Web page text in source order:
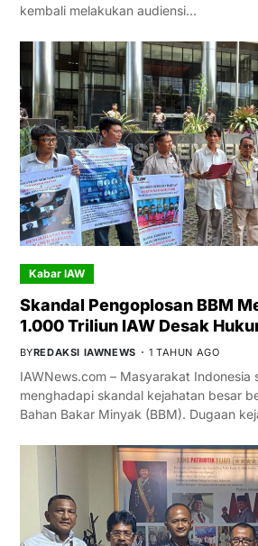
kembali melakukan audiensi…
Kabar IAW
Skandal Pengoplosan BBM
1.000 Triliun IAW Desak
BYREDAKSI IAWNEWS 1 TAHUN AGO
IAWNews.com – Masyarakat Indonesia
menghadapi skandal kejahatan besar
Bahan Bakar Minyak (BBM). Dugaan